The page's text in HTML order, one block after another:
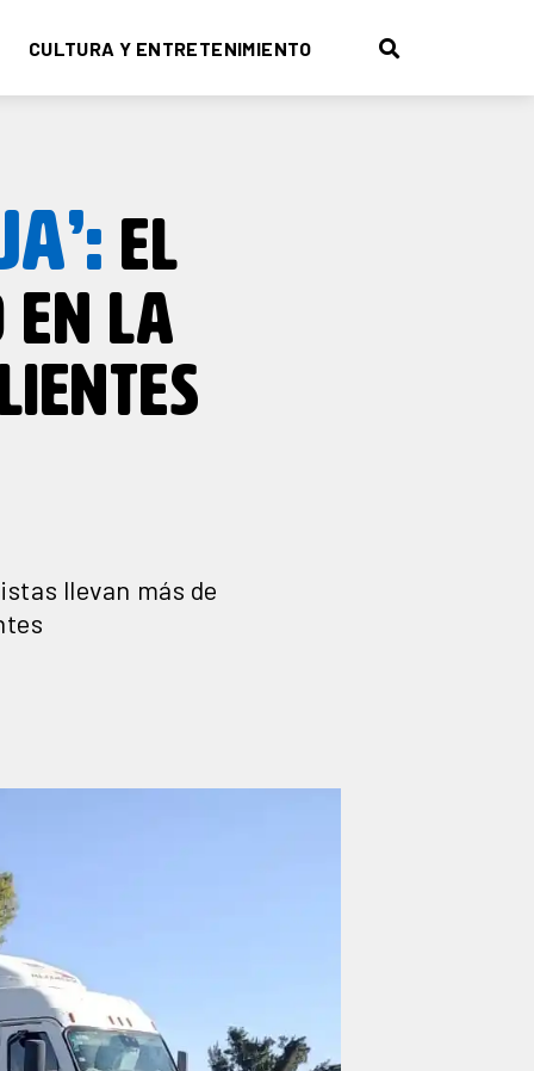
CULTURA Y ENTRETENIMIENTO
EL
EN LA
llevan más de